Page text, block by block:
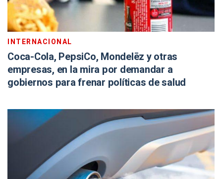
INTERNACIONAL
Coca-Cola, PepsiCo, Mondelēz y otras
empresas, en la mira por demandar a
gobiernos para frenar políticas de salud